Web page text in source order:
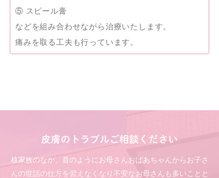
⑤ スピール膏
などを組み合わせながら治療いたします。
痛みを取る工夫も行っています。
皮膚のトラブルご相談ください
核家族のなか、昔のようにお母さんおばあちゃんからお子さ
んの世話の仕方を習えなくなり不安なお母さんも多いことと